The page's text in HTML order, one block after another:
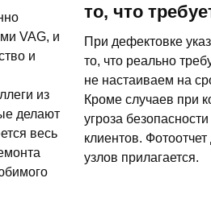
VAG, и
и
из
делают
весь
то, что
При дефектовке
то, что реально
не настаиваем на
Кроме случаев при
угроза
клиентов.
узлов прилагается.